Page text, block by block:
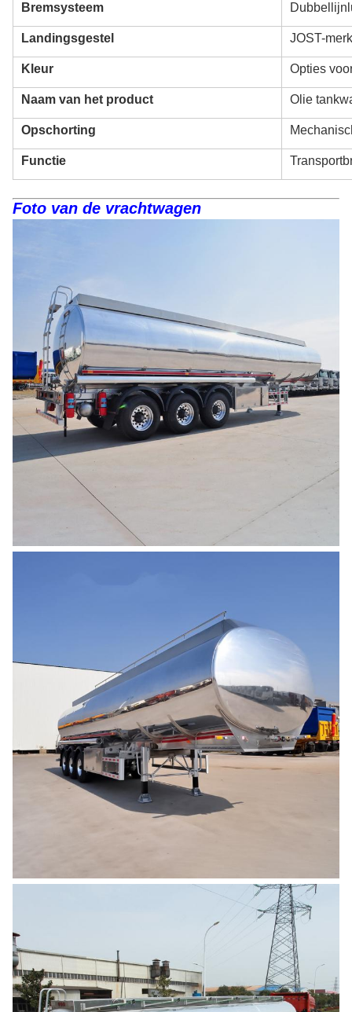
Bremsysteem
Landingsgestel JOST-
Kleur Opties
Naam van het product Olie
Opschorting
Functie
Foto van de vrachtwagen